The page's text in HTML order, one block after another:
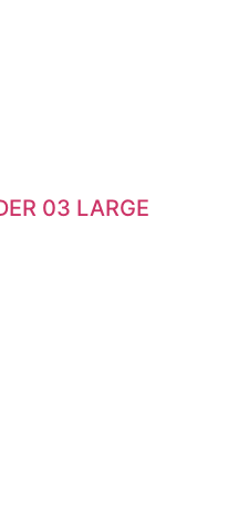
03 LARGE